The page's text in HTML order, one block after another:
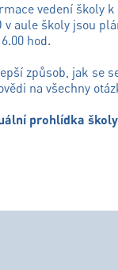
vedení školy
v aule školy jsou
hod.
způsob, jak se
na všechny
prohlídka školy